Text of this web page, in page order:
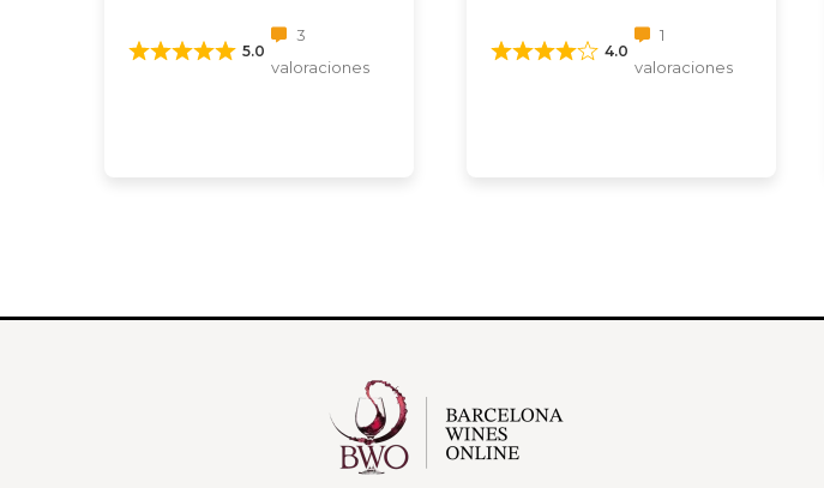
5.0
3
valoraciones
4.0
1
valoraciones